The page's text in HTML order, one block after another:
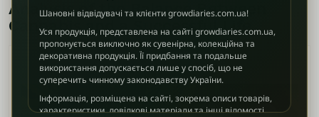
Analysis of the Balance Between
Cannabis and a Successful Life
Шановні відвідувачі та клієнти growdiaries.com.ua!
Уся продукція, представлена на сайті growdiaries.com.ua,
пропонується виключно як сувенірна, колекційна та
декоративна продукція. Її придбання та подальше
використання допускається лише у спосіб, що не
суперечить чинному законодавству України.
Інформація, розміщена на сайті, зокрема описи товарів,
характеристики, довідкові матеріали та інші відомості,